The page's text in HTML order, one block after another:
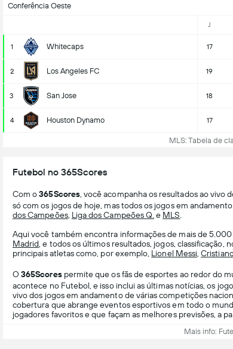
Conferência Oeste
J
1 Whitecaps 17
2 Los Angeles FC 19
3 San Jose 18
4 Houston Dynamo 17
MLS: Tabela de
Futebol no 365Scores
Com o365Scores, você acompanha os resultados ao vivo
só com os jogos de hoje, mas todos os jogos em
dos Campeões, Liga dos Campeões Q. e MLS
Aqui você também encontra informações de mais de
Madrid , e todos os últimos resultados, jogos, classificação,
principais atletas como, por exemplo, Lionel Messi ,
O365Scorespermite que os fãs de esportes ao redor do
acontece no Futebol, e isso inclui as últimas notícias, os
vivo dos jogos em andamento de várias competições
cobertura que abrange eventos esportivos em todo o
jogadores favoritos e que façam as melhores previsões, a
Mais info: